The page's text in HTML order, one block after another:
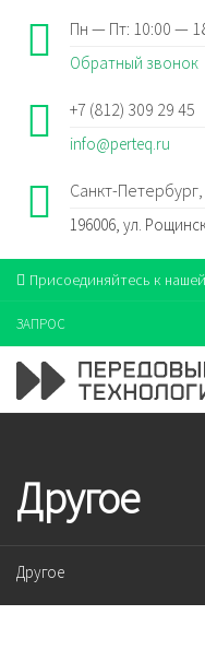
Пн — Пт: 10:00 —
Обратный звонок
+7 (812) 309 29 45
info@perteq.ru
Санкт-
196006, ул.
Присоединяйтесь к
ЗАПРОС
Другое
Другое